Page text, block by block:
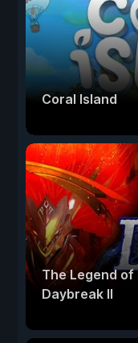
Coral Island
The Legend
Daybreak II